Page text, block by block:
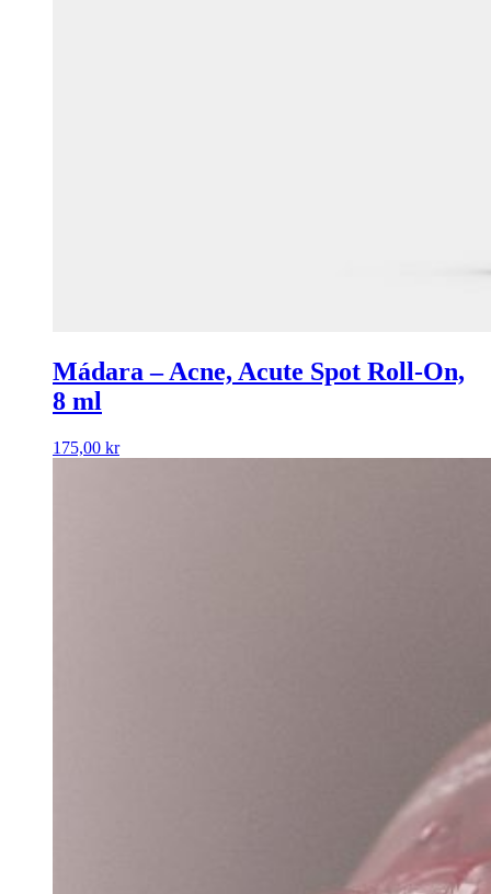
Mádara – Acne, Acute Spot Roll-On,
8 ml
175,00 kr